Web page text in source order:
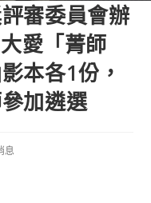
審委員會辦
愛「菁師
本各1份，
加遴選
息